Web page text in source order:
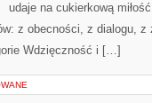
udaje na cukierkową
z obecności, z dialogu, z
Wdzięczność i […]